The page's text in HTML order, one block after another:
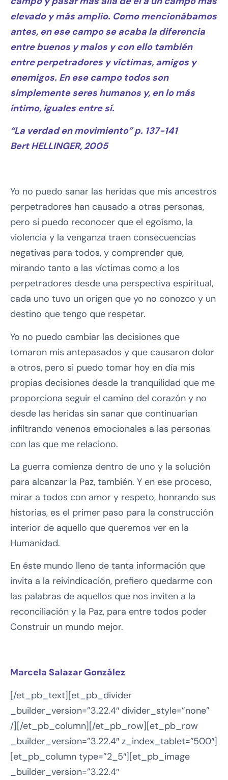
elevado y más amplio. Como mencionábamos
antes, en ese campo se acaba la diferencia
entre buenos y malos y con ello también
entre perpetradores y víctimas, amigos y
enemigos. En ese campo todos son
simplemente seres humanos y, en lo más
íntimo, iguales entre sí.
“La verdad en movimiento” p. 137-141
Bert HELLINGER, 2005
Yo no puedo sanar las heridas que mis ancestros
perpetradores han causado a otras personas,
pero si puedo reconocer que el egoísmo, la
violencia y la venganza traen consecuencias
negativas para todos, y comprender que,
mirando tanto a las víctimas como a los
perpetradores desde una perspectiva espiritual,
cada uno tuvo un origen que yo no conozco y un
destino que tengo que respetar.
Yo no puedo cambiar las decisiones que
tomaron mis antepasados y que causaron dolor
a otros, pero si puedo tomar hoy en día mis
propias decisiones desde la tranquilidad que me
proporciona seguir el camino del corazón y no
desde las heridas sin sanar que continuarían
infiltrando venenos emocionales a las personas
con las que me relaciono.
La guerra comienza dentro de uno y la solución
para alcanzar la Paz, también. Y en ese proceso,
mirar a todos con amor y respeto, honrando sus
historias, es el primer paso para la construcción
interior de aquello que queremos ver en la
Humanidad.
En éste mundo lleno de tanta información que
invita a la reivindicación, prefiero quedarme con
las palabras de aquellos que nos inviten a la
reconciliación y la Paz, para entre todos poder
Construir un mundo mejor.
Marcela Salazar González
[/et_pb_text][et_pb_divider
_builder_version=”3.22.4″ divider_style=”none”
/][/et_pb_column][/et_pb_row][et_pb_row
_builder_version=”3.22.4″ z_index_tablet=”500″]
[et_pb_column type=”2_5″][et_pb_image
_builder_version=”3.22.4″